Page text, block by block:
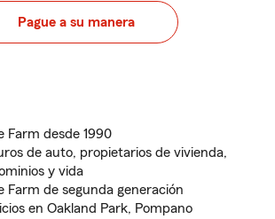
Pague a su manera
Farm desde 1990
de auto, propietarios de vivienda,
y vida
Farm de segunda generación
en Oakland Park, Pompano